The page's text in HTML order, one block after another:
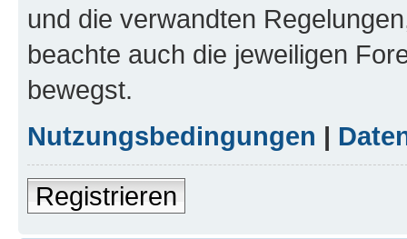
und die verwandten
beachte auch die jeweiligen
bewegst.
Nutzungsbedingungen |
Registrieren